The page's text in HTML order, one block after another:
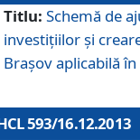
Titlu: Schemă de
investiţiilor şi
Braşov aplicabilă
593/16.12.2013